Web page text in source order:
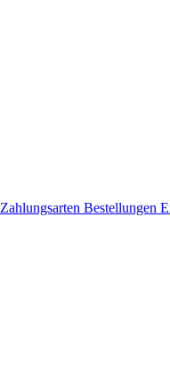
Zahlungsarten Bestellungen